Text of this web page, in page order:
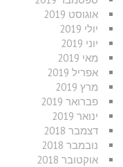
אוגוסט 2019
יולי 2019
יוני 2019
מאי 2019
אפריל 2019
מרץ 2019
פברואר 2019
ינואר 2019
דצמבר 2018
נובמבר 2018
אוקטובר 2018